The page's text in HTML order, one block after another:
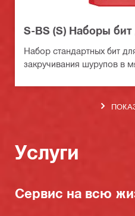
S-BS (S) Наборы бит
Набор стандартных бит
закручивания шурупов в
Услуги
Сервис на всю